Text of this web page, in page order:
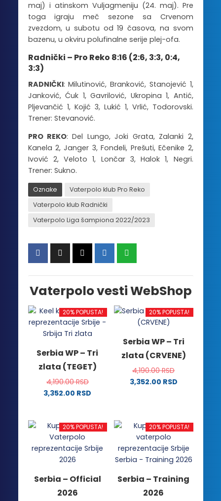
maj) i atinskom Vuljagmeniju (24. maj). Pre
toga igraju meč sezone sa Crvenom
zvezdom, u subotu od 19 časova, na svom
bazenu, u okviru polufinalne serije plej-ofa.
Radnički – Pro Reko 8:16 (2:6, 3:3, 0:4,
3:3)
RADNIČKI: Milutinović, Branković, Stanojević 1,
Janković, Ćuk 1, Gavrilović, Ukropina 1, Antić,
Pljevančić 1, Kojić 3, Lukić 1, Vrlić, Todorovski.
Trener: Stevanović.
PRO REKO: Del Lungo, Joki Grata, Zalanki 2,
Kanela 2, Janger 3, Fondeli, Prešuti, Ečenike 2,
Ivović 2, Veloto 1, Lončar 3, Halok 1, Negri.
Trener: Sukno.
Oznake
Vaterpolo klub Pro Reko
Vaterpolo klub Radnički
Vaterpolo Liga šampiona 2022/2023
Vaterpolo vesti WebShop
20% POPUSTA!
Serbia WP – Tri
zlata (TEGET)
4,190.00RSD
3,352.00 RSD
ima
više
varijanti.
Opcije
biti
izabrane
20% POPUSTA!
Serbia WP – Tri
zlata (CRVENE)
4,190.00RSD
3,352.00 RSD
više
varijanti.
Opcije
mogu
izabrane
na
20% POPUSTA!
Serbia – Official
2026
20% POPUSTA!
Serbia – Training
2026